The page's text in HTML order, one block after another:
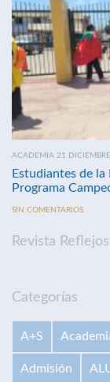
ACADEMIA 21
Estudiantes de
Programa
SIN COMENTARIOS
Revista Reflejos
Categorías
A+S
Admisión